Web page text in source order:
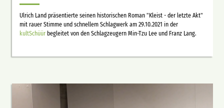
Ulrich Land präsentierte seinen historischen Roman "Kleist - der letzte Akt"
mit rauer Stimme und schnellem Schlagwerk am 29.10.2021 in der
kultSchüür begleitet von den Schlagzeugern Min-Tzu Lee und Franz Lang.